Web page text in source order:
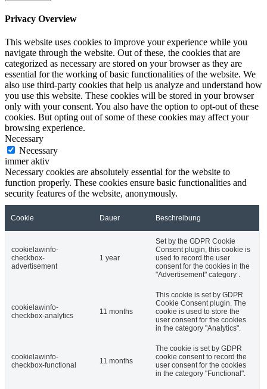
Privacy Overview
This website uses cookies to improve your experience while you
navigate through the website. Out of these, the cookies that are
categorized as necessary are stored on your browser as they are
essential for the working of basic functionalities of the website. We
also use third-party cookies that help us analyze and understand how
you use this website. These cookies will be stored in your browser
only with your consent. You also have the option to opt-out of these
cookies. But opting out of some of these cookies may affect your
browsing experience.
Necessary
Necessary
immer aktiv
Necessary cookies are absolutely essential for the website to
function properly. These cookies ensure basic functionalities and
security features of the website, anonymously.
Cookie Dauer Beschreibung
cookielawinfo-
checkbox-
advertisement
1 year
Set by the GDPR Cookie
Consent plugin, this cookie is
used to record the user
consent for the cookies in the
"Advertisement" category .
cookielawinfo-
checkbox-analytics
11 months
This cookie is set by GDPR
Cookie Consent plugin. The
cookie is used to store the
user consent for the cookies
in the category "Analytics".
cookielawinfo-
checkbox-functional
11 months
The cookie is set by GDPR
cookie consent to record the
user consent for the cookies
in the category "Functional".